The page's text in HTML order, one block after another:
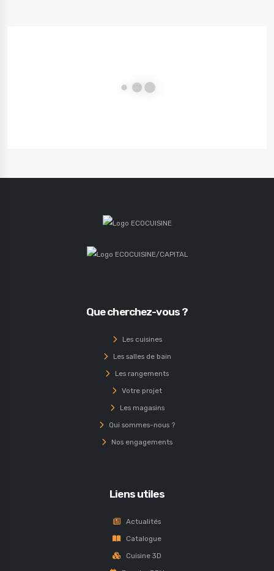
QUADRA-BATHQue cherchez-vous ?
Les cuisines
Les salles de bain
Les rangements
Votre projet
Les magasins
Qui sommes-nous ?
Nos engagements
Liens utiles
Actualités
Catalogue
Cuisine 3D